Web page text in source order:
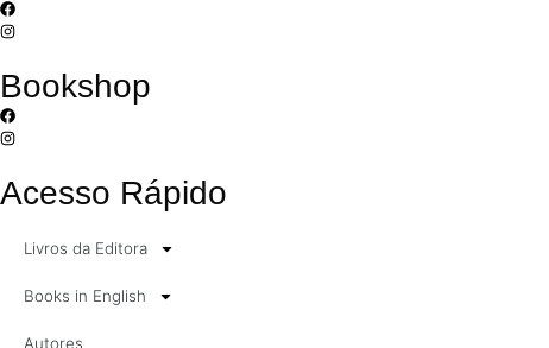
Bookshop
Acesso Rápido
Livros da Editora
Books in English
Autores